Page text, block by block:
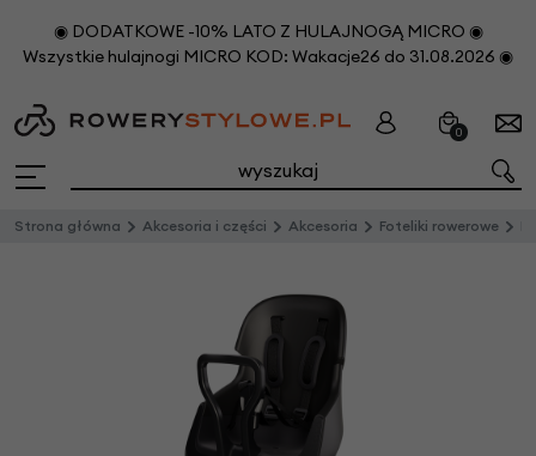
◉ DODATKOWE -10% LATO Z HULAJNOGĄ MICRO ◉
Wszystkie hulajnogi MICRO KOD: Wakacje26 do 31.08.2026 ◉
0
Strona główna Akcesoria i części Akcesoria Foteliki rowerowe